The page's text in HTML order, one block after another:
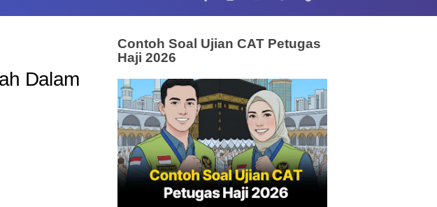
Dalam
Contoh Soal Ujian CAT Petugas
Haji 2026